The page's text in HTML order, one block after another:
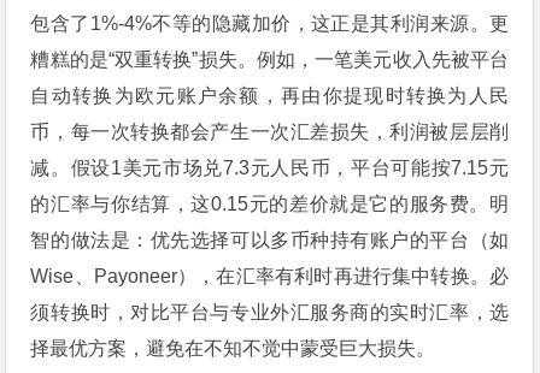
包含了1%-4%不等的隐藏加价，这正是其利润来源。更
糟糕的是“双重转换”损失。例如，一笔美元收入先被平台
自动转换为欧元账户余额，再由你提现时转换为人民
币，每一次转换都会产生一次汇差损失，利润被层层削
减。假设1美元市场兑7.3元人民币，平台可能按7.15元
的汇率与你结算，这0.15元的差价就是它的服务费。明
智的做法是：优先选择可以多币种持有账户的平台（如
Wise、Payoneer），在汇率有利时再进行集中转换。必
须转换时，对比平台与专业外汇服务商的实时汇率，选
择最优方案，避免在不知不觉中蒙受巨大损失。